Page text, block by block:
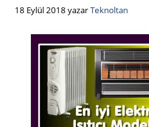
18 Eylül 2018 yazarTeknoltan